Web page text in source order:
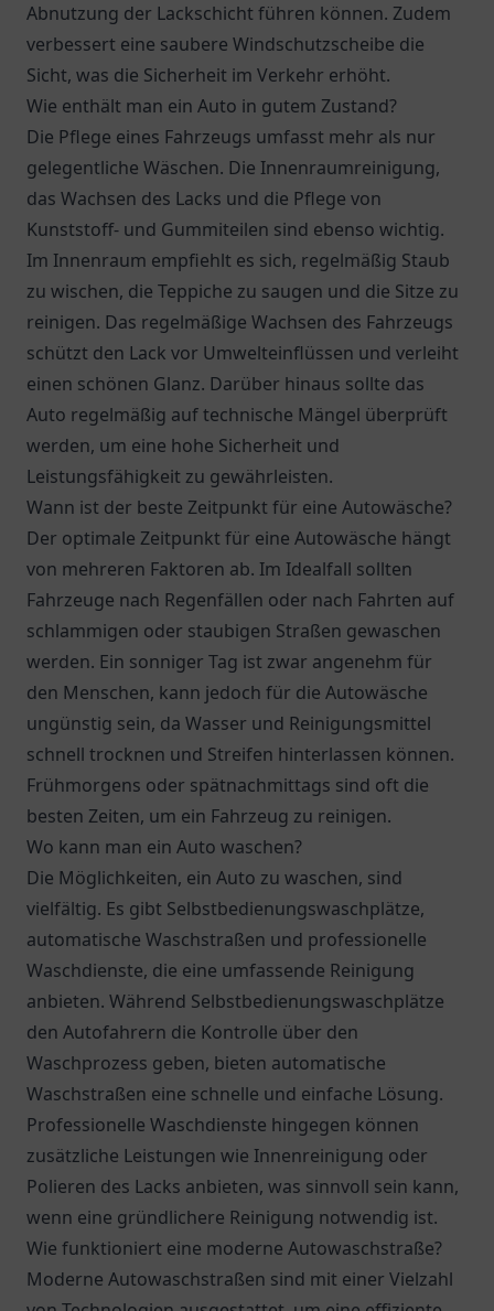
Abnutzung der Lackschicht führen können. Zudem
verbessert eine saubere Windschutzscheibe die
Sicht, was die Sicherheit im Verkehr erhöht.
Wie enthält man ein Auto in gutem Zustand?
Die Pflege eines Fahrzeugs umfasst mehr als nur
gelegentliche Wäschen. Die Innenraumreinigung,
das Wachsen des Lacks und die Pflege von
Kunststoff- und Gummiteilen sind ebenso wichtig.
Im Innenraum empfiehlt es sich, regelmäßig Staub
zu wischen, die Teppiche zu saugen und die Sitze zu
reinigen. Das regelmäßige Wachsen des Fahrzeugs
schützt den Lack vor Umwelteinflüssen und verleiht
einen schönen Glanz. Darüber hinaus sollte das
Auto regelmäßig auf technische Mängel überprüft
werden, um eine hohe Sicherheit und
Leistungsfähigkeit zu gewährleisten.
Wann ist der beste Zeitpunkt für eine Autowäsche?
Der optimale Zeitpunkt für eine Autowäsche hängt
von mehreren Faktoren ab. Im Idealfall sollten
Fahrzeuge nach Regenfällen oder nach Fahrten auf
schlammigen oder staubigen Straßen gewaschen
werden. Ein sonniger Tag ist zwar angenehm für
den Menschen, kann jedoch für die Autowäsche
ungünstig sein, da Wasser und Reinigungsmittel
schnell trocknen und Streifen hinterlassen können.
Frühmorgens oder spätnachmittags sind oft die
besten Zeiten, um ein Fahrzeug zu reinigen.
Wo kann man ein Auto waschen?
Die Möglichkeiten, ein Auto zu waschen, sind
vielfältig. Es gibt Selbstbedienungswaschplätze,
automatische Waschstraßen und professionelle
Waschdienste, die eine umfassende Reinigung
anbieten. Während Selbstbedienungswaschplätze
den Autofahrern die Kontrolle über den
Waschprozess geben, bieten automatische
Waschstraßen eine schnelle und einfache Lösung.
Professionelle Waschdienste hingegen können
zusätzliche Leistungen wie Innenreinigung oder
Polieren des Lacks anbieten, was sinnvoll sein kann,
wenn eine gründlichere Reinigung notwendig ist.
Wie funktioniert eine moderne Autowaschstraße?
Moderne Autowaschstraßen sind mit einer Vielzahl